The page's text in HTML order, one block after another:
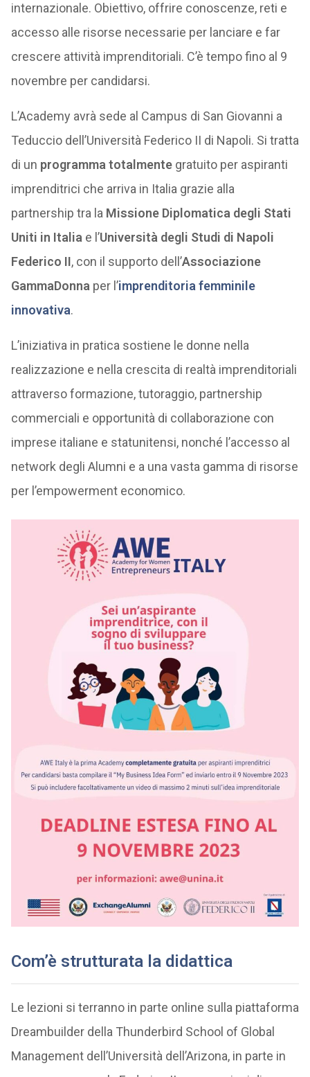
internazionale. Obiettivo, offrire conoscenze, reti e
accesso alle risorse necessarie per lanciare e far
crescere attività imprenditoriali. C’è tempo fino al 9
novembre per candidarsi.
L’Academy avrà sede al Campus di San Giovanni a
Teduccio dell’Università Federico II di Napoli. Si tratta
di un programma totalmente gratuito per aspiranti
imprenditrici che arriva in Italia grazie alla
partnership tra la Missione Diplomatica degli Stati
Uniti in Italia e l’Università degli Studi di Napoli
Federico II, con il supporto dell’Associazione
GammaDonna per l’imprenditoria femminile
innovativa.
L’iniziativa in pratica sostiene le donne nella
realizzazione e nella crescita di realtà imprenditoriali
attraverso formazione, tutoraggio, partnership
commerciali e opportunità di collaborazione con
imprese italiane e statunitensi, nonché l’accesso al
network degli Alumni e a una vasta gamma di risorse
per l’empowerment economico.
Com’è strutturata la didattica
Le lezioni si terranno in parte online sulla piattaforma
Dreambuilder della Thunderbird School of Global
Management dell’Università dell’Arizona, in parte in